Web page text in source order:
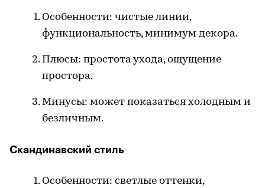
Особенности: чистые линии,
функциональность, минимум декора.
Плюсы: простота ухода, ощущение
простора.
Минусы: может показаться холодным и
безличным.
Скандинавский стиль
Особенности: светлые оттенки,